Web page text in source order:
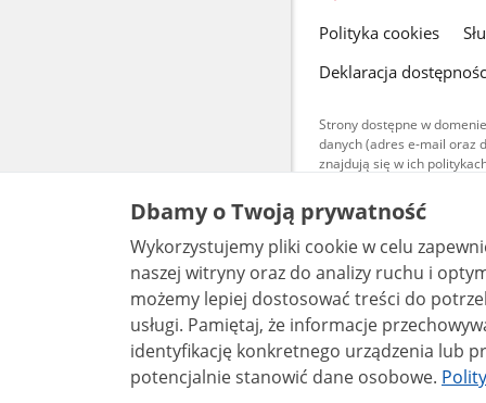
gov.pl
Polityka cookies
Deklaracja
Strony dostępne w
danych (adres e-mail oraz
znajdują się w ich
Treści
warunkach
są
bez utworów
Dbamy o Twoją prywatność
Wykorzystujemy pliki cookie w celu
naszej witryny oraz do analizy ruchu i
możemy lepiej dostosować treści do
usługi. Pamiętaj, że informacje przechowywane w plikach cookie mogą pozwalać na
identyfikację konkretnego urządzenia lub
potencjalnie stanowić dane osobowe.